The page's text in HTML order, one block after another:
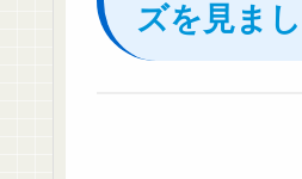
ズを見ま